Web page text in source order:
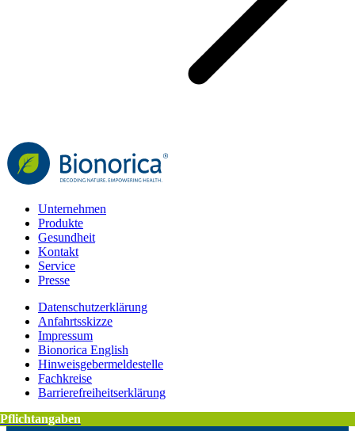
Unternehmen
Produkte
Gesundheit
Kontakt
Service
Presse
Datenschutzerklärung
Anfahrtsskizze
Impressum
Bionorica English
Hinweisgebermeldestelle
Fachkreise
Barrierefreiheitserklärung
Pflichtangaben
Pflichtangaben